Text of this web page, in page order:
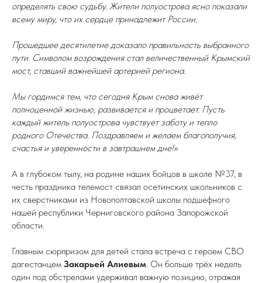
определять свою судьбу. Жители полуострова ясно показали
всему миру, что их сердце принадлежит России.
Прошедшее десятилетие доказало правильность выбранного
пути. Символом возрождения стал величественный Крымский
мост, ставший важнейшей артерией региона.
Мы гордимся тем, что сегодня Крым снова живёт
полноценной жизнью, развивается и процветает. Пусть
каждый житель полуострова чувствует заботу и тепло
родного Отечества. Поздравляем и желаем благополучия,
счастья и уверенности в завтрашнем дне!»
А в глубоком тылу, на родине наших бойцов в школе №37, в
честь праздника телемост связал осетинских школьников с
их сверстниками из Новополтавской школы подшефного
нашей республики Черниговского района Запорожской
области.
Главным сюрпризом для детей стала встреча с героем СВО
дагестанцем Закарьей Алиевым. Он больше трёх недель
один под обстрелами удерживал важную позицию, отражая